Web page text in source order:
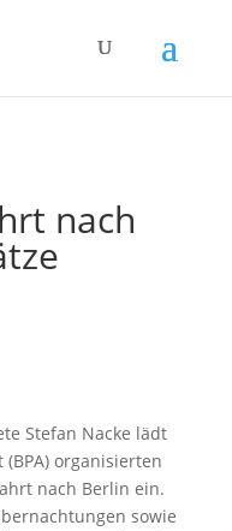
nach
Stefan Nacke lädt
organisierten
nach Berlin ein.
sowie